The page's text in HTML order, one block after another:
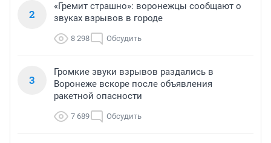
2
«Гремит страшно»: воронежцы сообщают о
звуках взрывов в городе
8 298 Обсудить
3
Громкие звуки взрывов раздались в
Воронеже вскоре после объявления
ракетной опасности
7 689 Обсудить